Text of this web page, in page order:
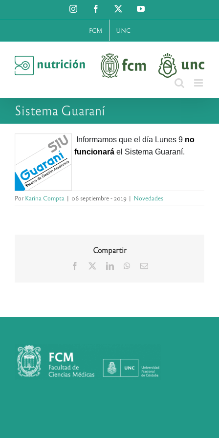
al
InstagramFacebook YouTube
FCM UNC
Sistema Guaraní
Informamos que el día Lunes 9 no
funcionará el Sistema Guaraní.
PorKarina Compta | 06 septiembre - 2019 | Novedades
Compartir
Facebook LinkedInWhatsApp
Correo